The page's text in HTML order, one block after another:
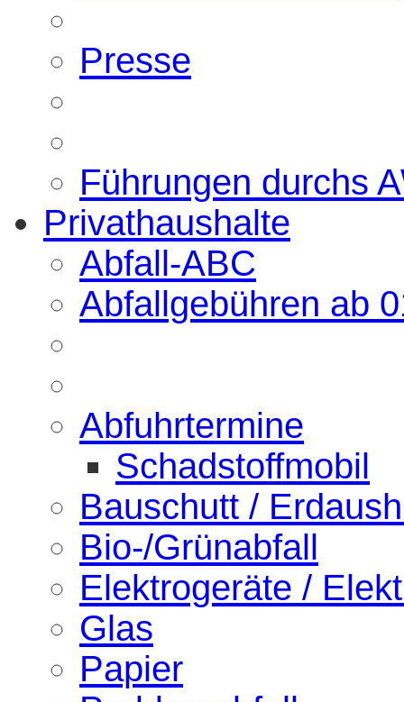
Presse
Führungen durchs
Privathaushalte
Abfall-ABC
Abfallgebühren ab
Abfuhrtermine
Schadstoffmobil
Bauschutt /
Bio-/Grünabfall
Elektrogeräte /
Glas
Papier